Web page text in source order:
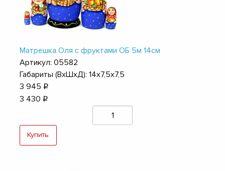
Матрешка Оля с фруктами ОБ 5м 14см
Артикул: 05582
Габариты (ВхШхД): 14х7,5х7,5
3 945 q
3 430 q
Купить